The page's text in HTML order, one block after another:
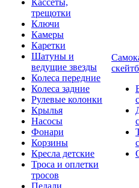
Кассеты,
трещотки
Ключи
Камеры
Каретки
Шатуны и
ведущие звезды
Колеса передние
Колеса задние
Рулевые колонки
Крылья
Насосы
Фонари
Корзины
Кресла детские
Троса и оплетки
тросов
Педали